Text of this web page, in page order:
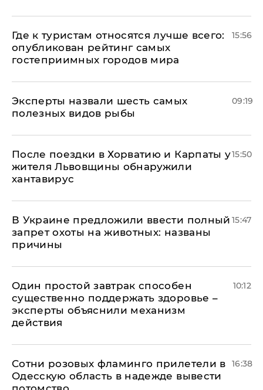
Где к туристам относятся лучше всего:
опубликован рейтинг самых
гостеприимных городов мира
15:56
Эксперты назвали шесть самых
полезных видов рыбы
09:19
После поездки в Хорватию и Карпаты у
жителя Львовщины обнаружили
хантавирус
15:50
В Украине предложили ввести полный
запрет охоты на животных: названы
причины
15:47
Один простой завтрак способен
существенно поддержать здоровье –
эксперты объяснили механизм
действия
10:12
Сотни розовых фламинго прилетели в
Одесскую область в надежде вывести
16:38